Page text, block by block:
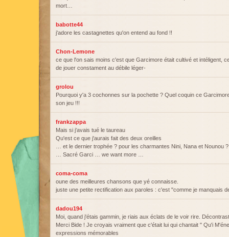
mort…
babotte44
j'adore les castagnettes qu'on entend au fond !!
Chon-Lemone
ce que l'on sais moins c'est que Garcimore était cultivé et intéligent,
de jouer constament au débile léger-
grolou
Pourquoi y'a 3 cochonnes sur la pochette ? Quel coquin ce
son jeu !!!
frankzappa
Mais si j'avais tué le taureau
Qu'est ce que j'aurais fait des deux oreilles
… et le dernier trophée ? pour les charmantes Nini, Nana et Nounou ?
… Sacré Garci … we want more …
coma-coma
oune des meilleures chansons que yé connaisse.
juste une petite rectification aux paroles : c'est "comme je manquais
dadou194
Moi, quand j'étais gammin, je riais aux éclats de le voir rire.
Merci Bide ! Je croyais vraiment que c'était lui qui chantait " Qu'i
expressions mémorables